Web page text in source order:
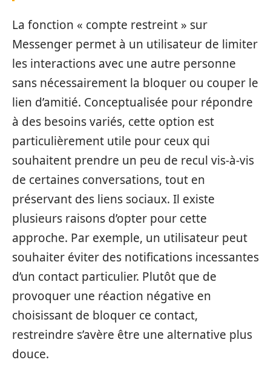
La fonction « compte restreint » sur
Messenger permet à un utilisateur de limiter
les interactions avec une autre personne
sans nécessairement la bloquer ou couper le
lien d’amitié. Conceptualisée pour répondre
à des besoins variés, cette option est
particulièrement utile pour ceux qui
souhaitent prendre un peu de recul vis-à-vis
de certaines conversations, tout en
préservant des liens sociaux. Il existe
plusieurs raisons d’opter pour cette
approche. Par exemple, un utilisateur peut
souhaiter éviter des notifications incessantes
d’un contact particulier. Plutôt que de
provoquer une réaction négative en
choisissant de bloquer ce contact,
restreindre s’avère être une alternative plus
douce.